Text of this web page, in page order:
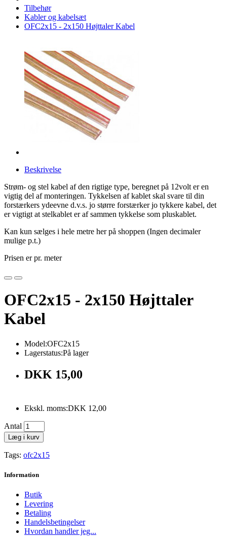
Tilbehør
Kabler og kabelsæt
OFC2x15 - 2x150 Højttaler Kabel
Beskrivelse
Strøm- og stel kabel af den rigtige type, beregnet på 12volt er en
vigtig del af monteringen. Tykkelsen af kablet skal svare til din
forstærkers ydeevne d.v.s. jo større forstærker jo tykkere kabel, det
er vigtigt at stelkablet er af sammen tykkelse som pluskablet.
Kan kun sælges i hele metre her på shoppen (Ingen decimaler
mulige p.t.)
Prisen er pr. meter
OFC2x15 - 2x150 Højttaler
Kabel
Model:OFC2x15
Lagerstatus:På lager
DKK 15,00
Ekskl. moms:DKK 12,00
Antal
Læg i kurv
Tags: ofc2x15
Information
Butik
Levering
Betaling
Handelsbetingelser
Hvordan handler jeg...